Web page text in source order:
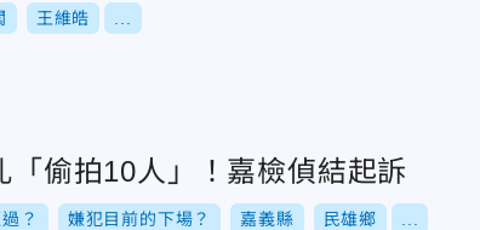
王維皓
「偷拍10人」！嘉檢偵結起訴
？ 嫌犯目前的下場？ 嘉義縣 民雄鄉